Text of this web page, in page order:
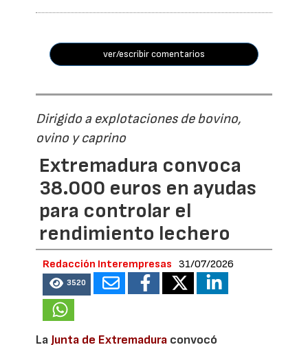
ver/escribir comentarios
Dirigido a explotaciones de bovino,
ovino y caprino
Extremadura convoca
38.000 euros en ayudas
para controlar el
rendimiento lechero
Redacción Interempresas 31/07/2026
3520
La Junta de Extremadura convocó